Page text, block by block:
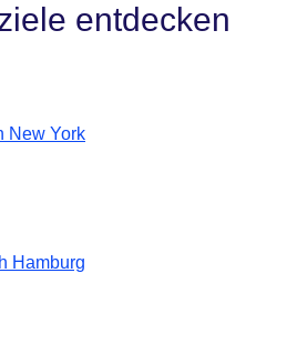
entdecken
New York
Hamburg